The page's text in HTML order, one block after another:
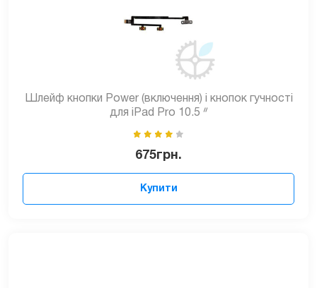
Шлейф кнопки Power (включення) і кнопок гучності
для iPad Pro 10.5 ᐥ
675грн.
Купити